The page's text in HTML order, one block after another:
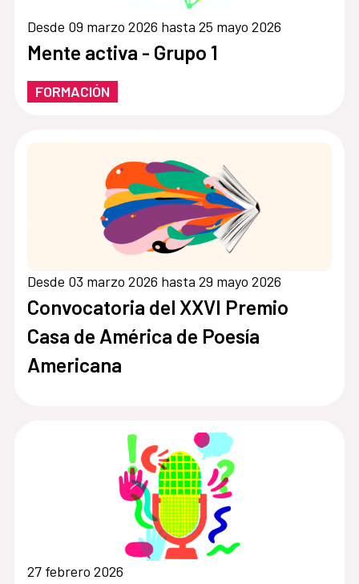
Desde 09 marzo 2026 hasta 25 mayo 2026
Mente activa - Grupo 1
FORMACIÓN
Desde 03 marzo 2026 hasta 29 mayo 2026
Convocatoria del XXVI Premio
Casa de América de Poesía
Americana
27 febrero 2026